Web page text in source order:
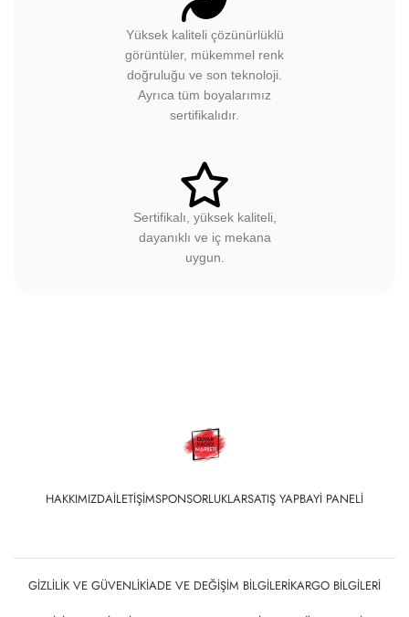
Yüksek kaliteli çözünürlüklü
görüntüler, mükemmel renk
doğruluğu ve son teknoloji.
Ayrıca tüm boyalarımız
sertifikalıdır.
Sertifikalı, yüksek kaliteli,
dayanıklı ve iç mekana
uygun.
HAKKIMIZDAİLETIŞIMSPONSORLUKLARSATIŞ YAPBAYI PANELI
GIZLILIK VE GÜVENLIKİADE VE DEĞIŞIM BILGILERIKARGO BILGILERI